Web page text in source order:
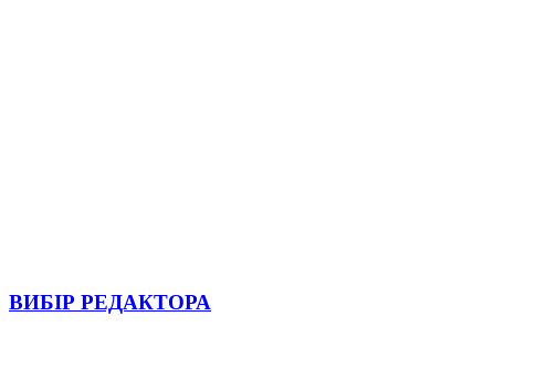
ВИБІР РЕДАКТОРА